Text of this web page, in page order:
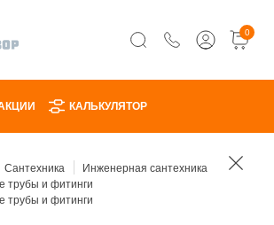
0
КАЛЬКУЛЯТОР
Сантехника
Инженерная сантехника
трубы и фитинги
трубы и фитинги